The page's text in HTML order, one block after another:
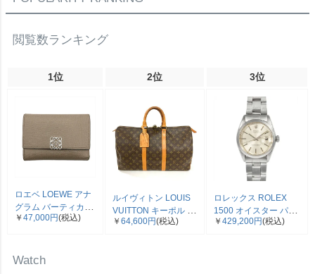
閲覧数ランキング
1位 2位 3位
ロエベ LOEWE アナ
グラム バーティカル
三つ折り財布 ベージ
￥ 47,000円(税込)
ルイヴィトン LOUIS
VUITTON キーポル 45
ボストンバッグ モノ
￥ 64,600円(税込)
ロレックス ROLEX
1500 オイスター パー
ペチュアル デイト 腕
￥ 429,200円(税込)
Watch